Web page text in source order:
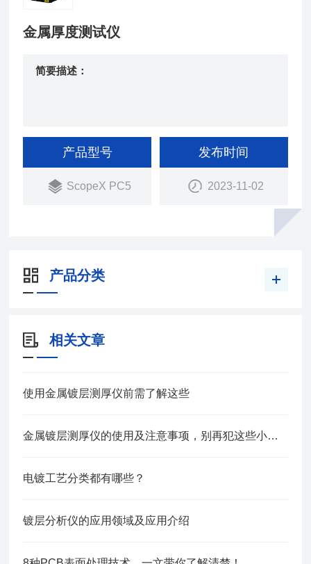
金属厚度测试仪
简要描述：
产品型号
ScopeX PC5
发布时间
2023-11-02
产品分类
相关文章
使用金属镀层测厚仪前需了解这些
金属镀层测厚仪的使用及注意事项，别再犯这些小错误
电镀工艺分类都有哪些？
镀层分析仪的应用领域及应用介绍